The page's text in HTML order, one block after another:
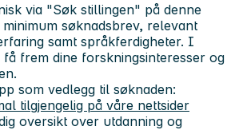
via "Søk stillingen" på denne
søknadsbrev, relevant
samt språkferdigheter. I
frem dine forskningsinteresser og
som vedlegg til søknaden:
tilgjengelig på våre nettsider
oversikt over utdanning og